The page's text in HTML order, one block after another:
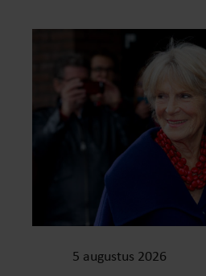
5 augustus 2026